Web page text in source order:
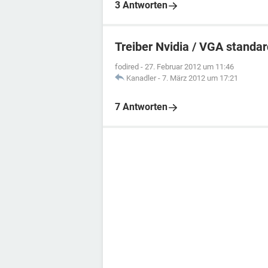
3 Antworten
Treiber Nvidia / VGA
fodired - 27. Februar 2012 um 11:46
Kanadler - 7. März 2012 um 17:21
7 Antworten